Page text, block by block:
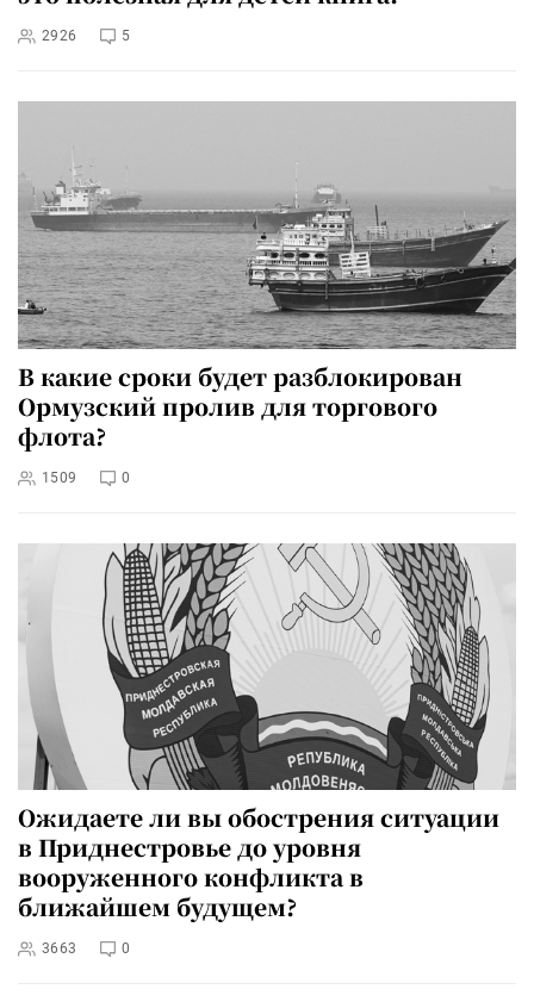
2926 5
В какие сроки будет разблокирован
Ормузский пролив для торгового
флота?
1509 0
Ожидаете ли вы обострения ситуации
в Приднестровье до уровня
вооруженного конфликта в
ближайшем будущем?
3663 0